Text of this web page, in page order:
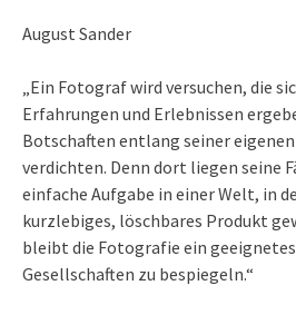
August Sander
„Ein Fotograf wird versuchen, die
Erfahrungen und Erlebnissen
Botschaften entlang seiner
verdichten. Denn dort liegen seine
einfache Aufgabe in einer Welt, in
kurzlebiges, löschbares Produkt
bleibt die Fotografie ein
Gesellschaften zu bespiegeln.“